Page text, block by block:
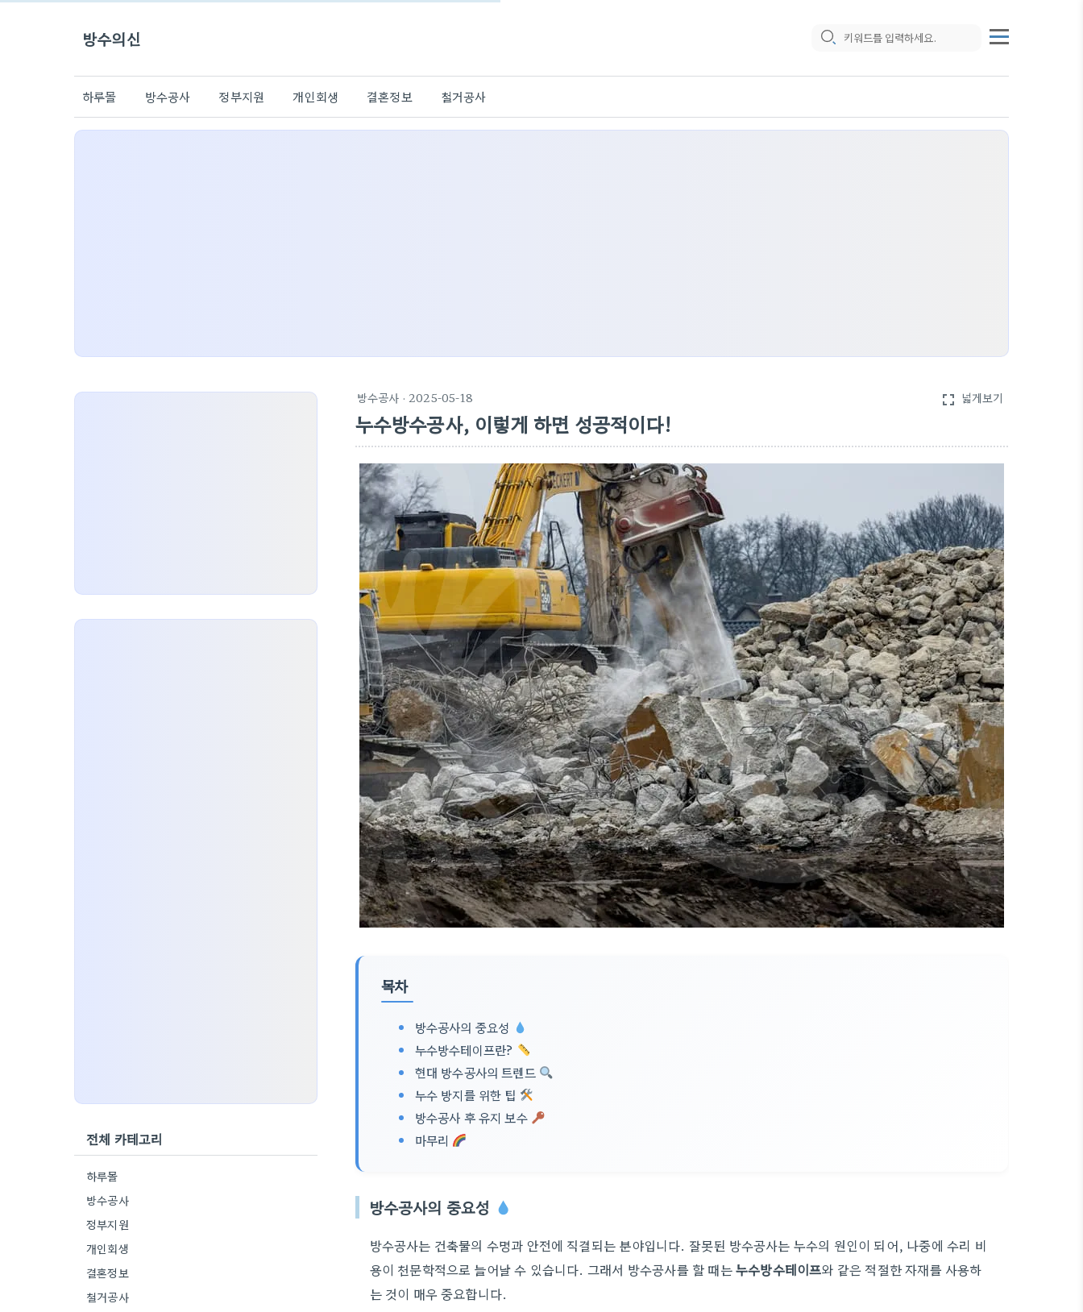
방수의신
하루몰 방수공사 정부지원 개인회생 결혼정보 철거공사
방수공사 · 2025-05-18 fullscreen 넓게보기
누수방수공사, 이렇게 하면 성공적이다!
목차
방수공사의 중요성
누수방수테이프란?
현대 방수공사의 트렌드
누수 방지를 위한 팁
방수공사 후 유지 보수
마무리
방수공사의 중요성
방수공사는 건축물의 수명과 안전에 직결되는 분야입니다. 잘못된 방수공사는 누수의 원인이 되어, 나중에 수리 비
용이 천문학적으로 늘어날 수 있습니다. 그래서 방수공사를 할 때는누수방수테이프와 같은 적절한 자재를 사용하
는 것이 매우 중요합니다.
전체 카테고리
하루몰
방수공사
정부지원
개인회생
결혼정보
철거공사